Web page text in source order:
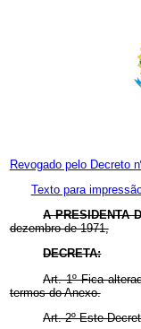
Revogado pelo Decreto
Texto para
A PRESIDENTA
dezembro de 1971,
DECRETA:
Art. 1º Fica
termos do Anexo.
Art. 2º Este